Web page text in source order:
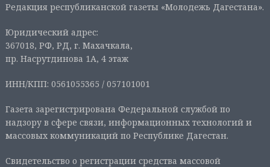
Редакция республиканской газеты «Молодежь Дагестана».
Юридический адрес:
367018, РФ, РД, г. Махачкала,
пр. Насрутдинова 1А, 4 этаж
ИНН/КПП: 0561055365 / 057101001
Газета зарегистрирована Федеральной службой по
надзору в сфере связи, информационных технологий и
массовых коммуникаций по Республике Дагестан.
Свидетельство о регистрации средства массовой